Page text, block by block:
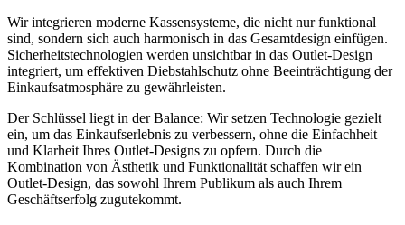
Wir integrieren moderne Kassensysteme, die nicht nur funktional
sind, sondern sich auch harmonisch in das Gesamtdesign einfügen.
Sicherheitstechnologien werden unsichtbar in das Outlet-Design
integriert, um effektiven Diebstahlschutz ohne Beeinträchtigung der
Einkaufsatmosphäre zu gewährleisten.
Der Schlüssel liegt in der Balance: Wir setzen Technologie gezielt
ein, um das Einkaufserlebnis zu verbessern, ohne die Einfachheit
und Klarheit Ihres Outlet-Designs zu opfern. Durch die
Kombination von Ästhetik und Funktionalität schaffen wir ein
Outlet-Design, das sowohl Ihrem Publikum als auch Ihrem
Geschäftserfolg zugutekommt.